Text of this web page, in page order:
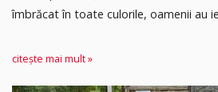
îmbrăcat în toate culorile, oamenii au
citește mai mult »